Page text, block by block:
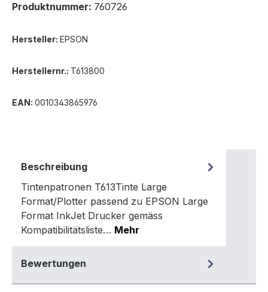
Produktnummer: 760726
Hersteller: EPSON
Herstellernr.: T613800
EAN: 0010343865976
Beschreibung
Tintenpatronen T613Tinte Large
Format/Plotter passend zu EPSON Large
Format InkJet Drucker gemäss
Kompatibilitätsliste… Mehr
Bewertungen